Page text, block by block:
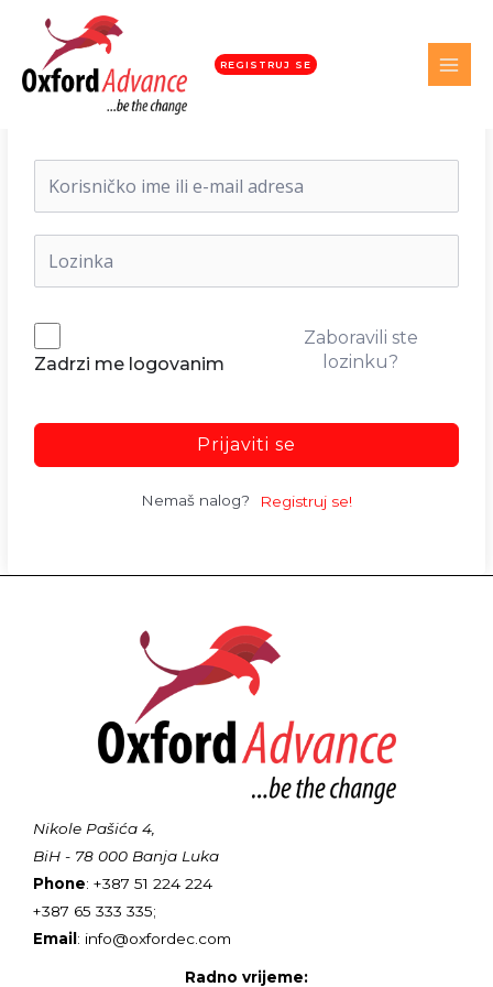
REGISTRUJ SE
Dobrodošli nazad!
Zadrzi me logovanim
Zaboravili ste
lozinku?
Prijaviti se
Nemaš nalog? Registruj se!
Nikole Pašića 4,
BiH - 78 000 Banja Luka
Phone: +387 51 224 224
+387 65 333 335;
Email: info@oxfordec.com
Radno vrijeme: